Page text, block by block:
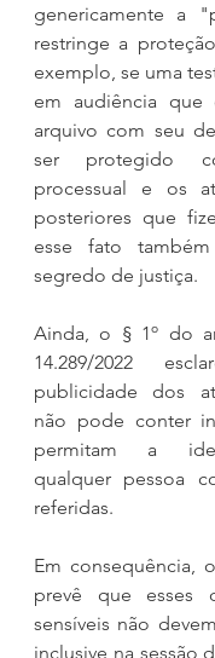
genericamente a
restringe a
exemplo, se uma
em audiência que
arquivo com seu
ser protegido
processual e os
posteriores que
esse fato
segredo de justiça.
Ainda, o § 1º do
14.289/2022
publicidade dos
não pode conter
permitam a
qualquer pessoa
referidas.
Em consequência,
prevê que esses
sensíveis não
inclusive na sessão